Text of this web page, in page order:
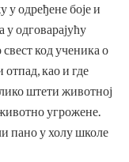
у одређене боје и
у одговарајућу
код ученика о
као и где
штети животној
угрожене.
пано у холу школе